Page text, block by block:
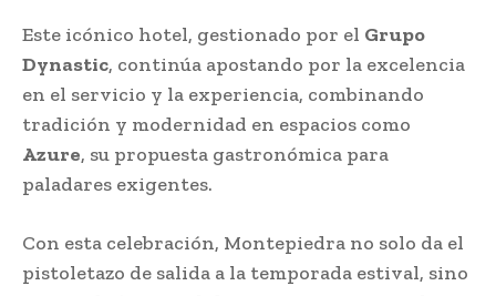
Este icónico hotel, gestionado por el Grupo
Dynastic, continúa apostando por la excelencia
en el servicio y la experiencia, combinando
tradición y modernidad en espacios como
Azure, su propuesta gastronómica para
paladares exigentes.
Con esta celebración, Montepiedra no solo da el
pistoletazo de salida a la temporada estival, sino